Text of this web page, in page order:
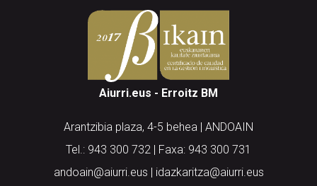
Aiurri.eus - Erroitz BM
Arantzibia plaza, 4-5 behea | ANDOAIN
Tel.: 943 300 732 | Faxa: 943 300 731
andoain@aiurri.eus | idazkaritza@aiurri.eus